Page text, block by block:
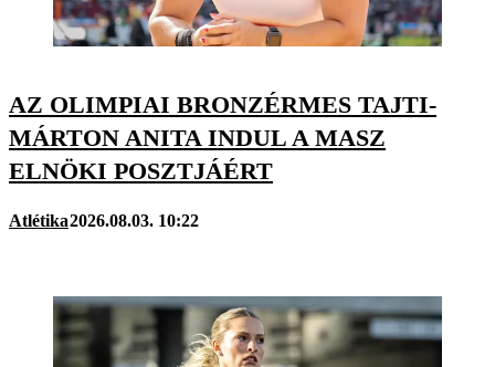
AZ OLIMPIAI BRONZÉRMES TAJTI-
MÁRTON ANITA INDUL A MASZ
ELNÖKI POSZTJÁÉRT
Atlétika2026.08.03. 10:22